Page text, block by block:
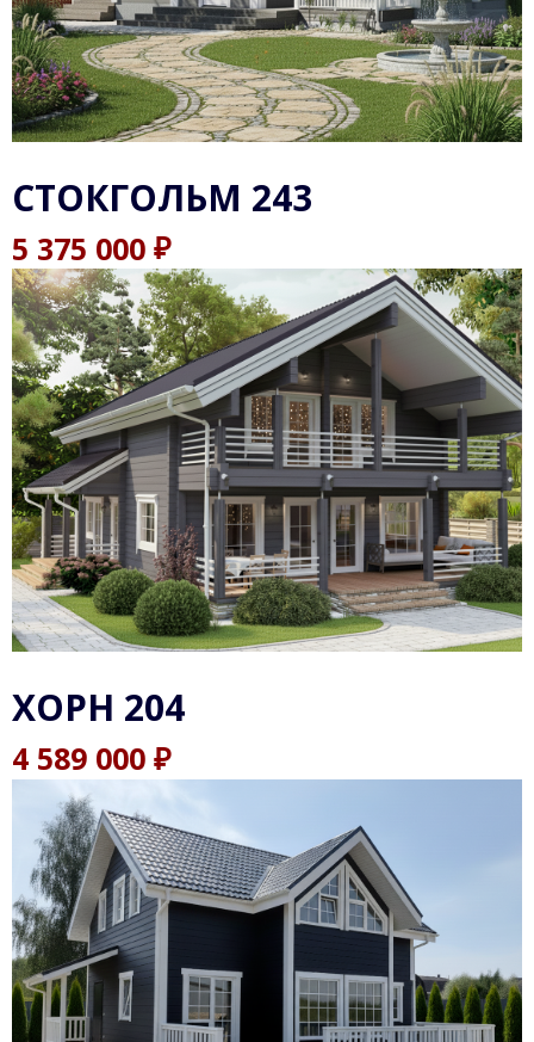
СТОКГОЛЬМ 243
5 375 000 ₽
ХОРН 204
4 589 000 ₽